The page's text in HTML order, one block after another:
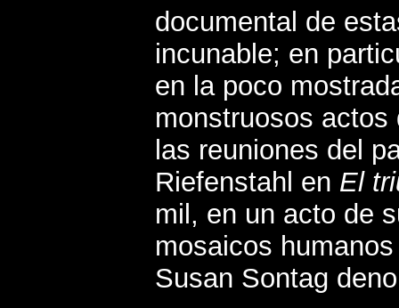
documental de
incunable; en
en la poco
monstruosos
las reuniones del
Riefenstahl en El
mil, en un acto de
mosaicos
Susan Sontag